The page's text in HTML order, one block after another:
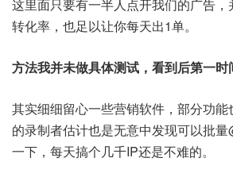
这里面只要有一半人点开我们的广告
转化率，也足以让你每天出1单。
方法我并未做具体测试，看到后第一时
其实细细留心一些营销软件，部分功
的录制者估计也是无意中发现可以批
一下，每天搞个几千IP还是不难的。